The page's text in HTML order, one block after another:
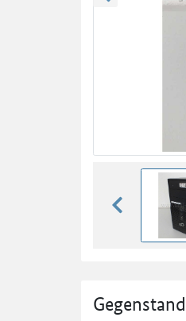
zurück